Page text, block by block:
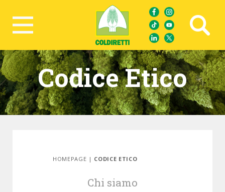
Ricerca avanzata
Codice Etico
HOMEPAGE | CODICE ETICO
Chi siamo